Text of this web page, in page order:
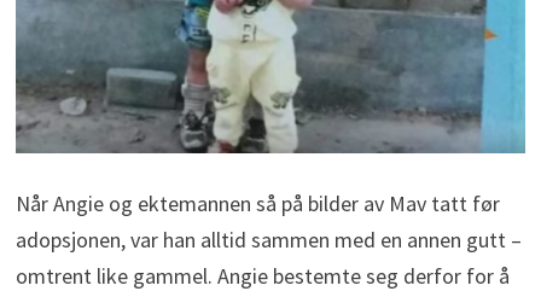
Når Angie og ektemannen så på bilder av Mav tatt før
adopsjonen, var han alltid sammen med en annen gutt –
omtrent like gammel. Angie bestemte seg derfor for å